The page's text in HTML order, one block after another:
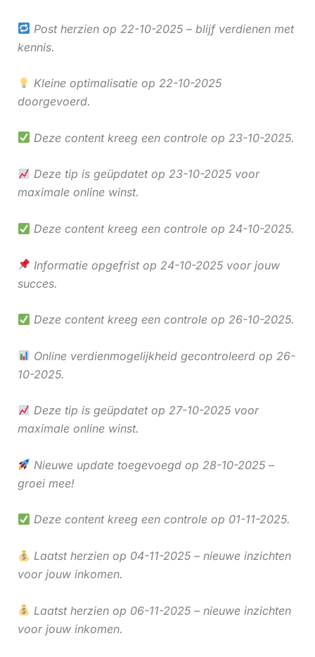
Post herzien op 22-10-2025 – blijf verdienen met
kennis.
Kleine optimalisatie op 22-10-2025
doorgevoerd.
Deze content kreeg een controle op 23-10-2025.
Deze tip is geüpdatet op 23-10-2025 voor
maximale online winst.
Deze content kreeg een controle op 24-10-2025.
Informatie opgefrist op 24-10-2025 voor jouw
succes.
Deze content kreeg een controle op 26-10-2025.
Online verdienmogelijkheid gecontroleerd op 26-
10-2025.
Deze tip is geüpdatet op 27-10-2025 voor
maximale online winst.
Nieuwe update toegevoegd op 28-10-2025 –
groei mee!
Deze content kreeg een controle op 01-11-2025.
Laatst herzien op 04-11-2025 – nieuwe inzichten
voor jouw inkomen.
Laatst herzien op 06-11-2025 – nieuwe inzichten
voor jouw inkomen.